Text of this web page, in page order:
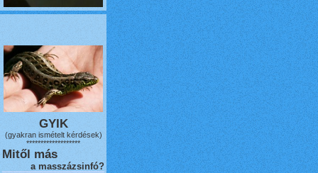
GYIK
(gyakran ismételt kérdések)
*******************
Mitől más
a masszázsinfó?